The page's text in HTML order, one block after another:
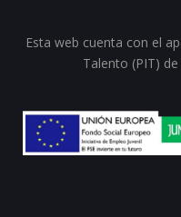
Esta web cuenta con el
Talento (PIT)